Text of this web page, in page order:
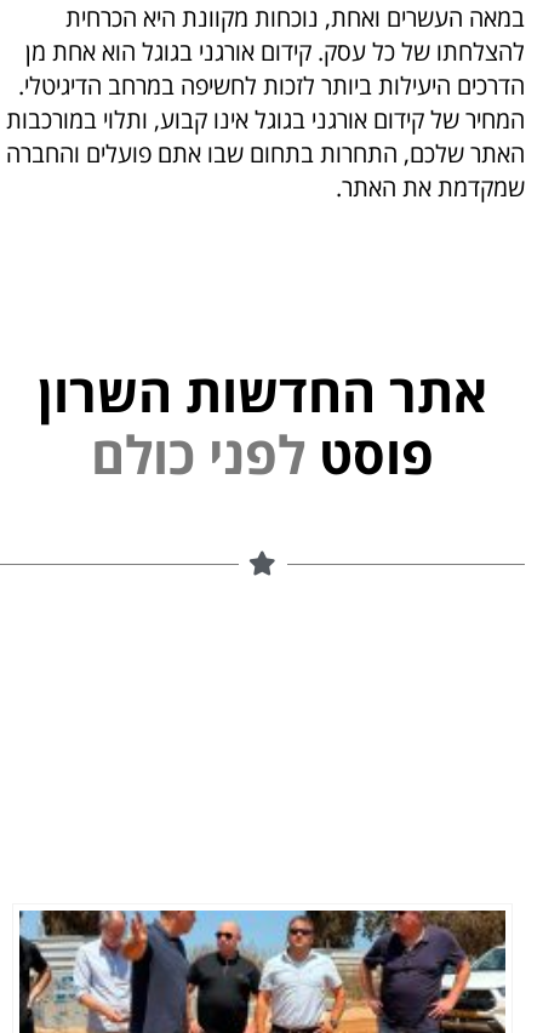
במאה העשרים ואחת, נוכחות מקוונת היא הכרחית
להצלחתו של כל עסק. קידום אורגני בגוגל הוא אחת מן
הדרכים היעילות ביותר לזכות לחשיפה במרחב הדיגיטלי.
המחיר של קידום אורגני בגוגל אינו קבוע, ותלוי במורכבות
האתר שלכם, התחרות בתחום שבו אתם פועלים והחברה
שמקדמת את האתר.
אתר החדשות השרון
פוסט